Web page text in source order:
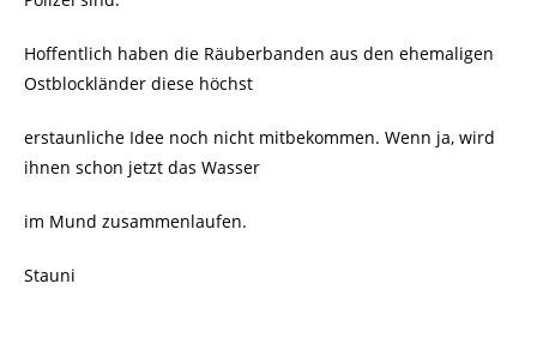
Hoffentlich haben die Räuberbanden aus den ehemaligen
Ostblockländer diese höchst
erstaunliche Idee noch nicht mitbekommen. Wenn ja, wird
ihnen schon jetzt das Wasser
im Mund zusammenlaufen.
Stauni